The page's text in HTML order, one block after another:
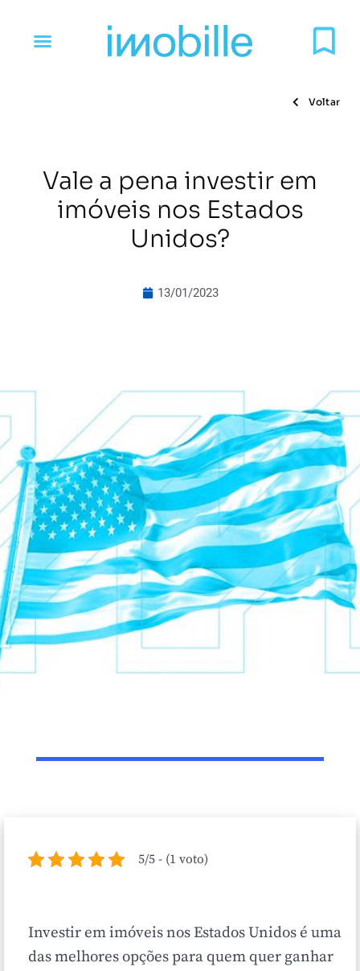
Voltar
Vale a pena investir em
imóveis nos Estados
Unidos?
13/01/2023
5/5 - (1 voto)
Investir em imóveis nos Estados Unidos é uma
das melhores opções para quem quer ganhar